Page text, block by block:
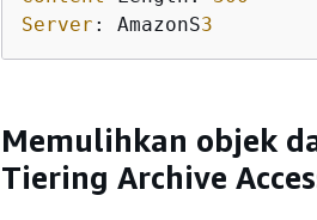
Server : AmazonS3
Memulihkan objek
Tiering Archive